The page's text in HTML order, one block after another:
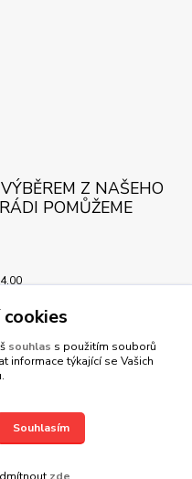
Z NAŠEHO
POMŮŽEME
souhlas s použitím souborů
informace týkající se Vašich
Souhlasím
zde